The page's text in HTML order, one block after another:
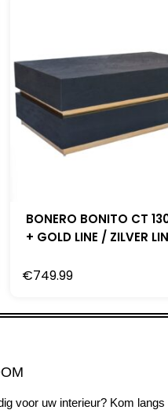
BONERO BONITO CT
+ GOLD LINE / ZILVER
€749.99
voor uw interieur? Kom langs